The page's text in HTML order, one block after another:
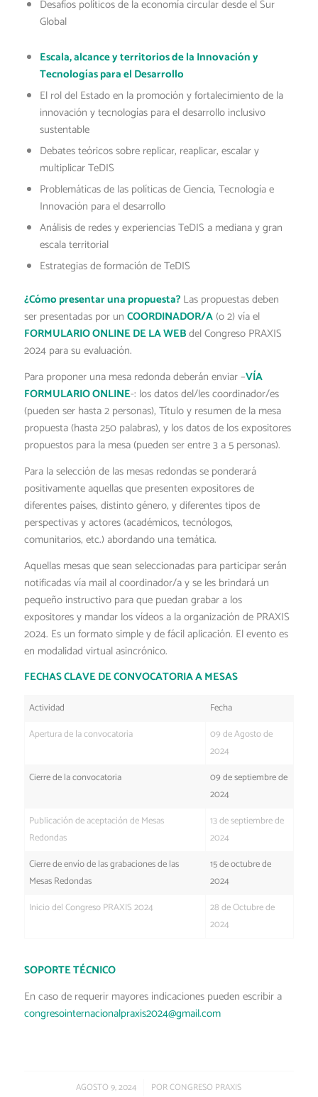
Desafíos políticos de la economía circular desde el Sur
Global
Escala, alcance y territorios de la Innovación y
Tecnologías para el Desarrollo
El rol del Estado en la promoción y fortalecimiento de la
innovación y tecnologías para el desarrollo inclusivo
sustentable
Debates teóricos sobre replicar, reaplicar, escalar y
multiplicar TeDIS
Problemáticas de las políticas de Ciencia, Tecnología e
Innovación para el desarrollo
Análisis de redes y experiencias TeDIS a mediana y gran
escala territorial
Estrategias de formación de TeDIS
¿Cómo presentar una propuesta? Las propuestas deben
ser presentadas por un COORDINADOR/A(o 2) vía el
FORMULARIO ONLINE DE LA WEBdel Congreso PRAXIS
2024 para su evaluación.
Para proponer una mesa redonda deberán enviar –VÍA
FORMULARIO ONLINE-: los datos del/les coordinador/es
(pueden ser hasta 2 personas), Título y resumen de la mesa
propuesta (hasta 250 palabras), y los datos de los expositores
propuestos para la mesa (pueden ser entre 3 a 5 personas).
Para la selección de las mesas redondas se ponderará
positivamente aquellas que presenten expositores de
diferentes países, distinto género, y diferentes tipos de
perspectivas y actores (académicos, tecnólogos,
comunitarios, etc.) abordando una temática.
Aquellas mesas que sean seleccionadas para participar serán
notificadas vía mail al coordinador/a y se les brindará un
pequeño instructivo para que puedan grabar a los
expositores y mandar los vídeos a la organización de PRAXIS
2024. Es un formato simple y de fácil aplicación. El evento es
en modalidad virtual asincrónico.
FECHAS CLAVE DE CONVOCATORIA A MESAS
Actividad
Fecha
Apertura de la convocatoria
09 de Agosto de
2024
Cierre de la convocatoria
09 de septiembre de
2024
Publicación de aceptación de Mesas
Redondas
13 de septiembre de
2024
Cierre de envío de las grabaciones de las
Mesas Redondas
15 de octubre de
2024
Inicio del Congreso PRAXIS 2024
28 de Octubre de
2024
SOPORTE TÉCNICO
En caso de requerir mayores indicaciones pueden escribir a
congresointernacionalpraxis2024@gmail.com
AGOSTO 9, 2024
/ PORCONGRESO PRAXIS